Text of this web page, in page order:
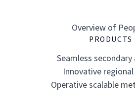
Overview of
PRODUCTS
Seamless
Innovative
Operative scalable